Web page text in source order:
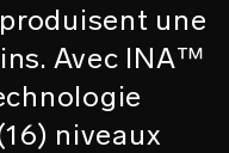
une
Avec INA™
niveaux